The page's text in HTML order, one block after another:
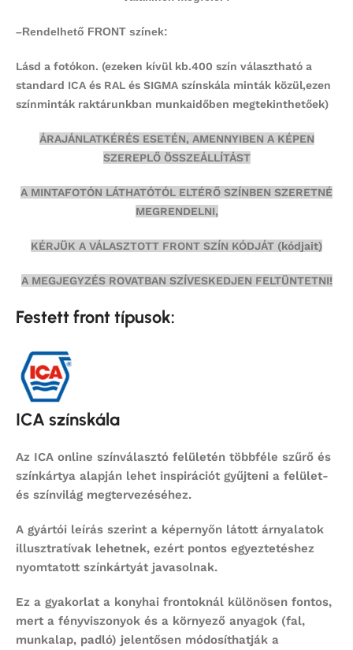
–Rendelhető FRONT színek:
Lásd a fotókon. (ezeken kívül kb.400 szín választható a
standard ICA és RAL és SIGMA színskála minták közül,ezen
színminták raktárunkban munkaidőben megtekinthetőek)
ÁRAJÁNLATKÉRÉS ESETÉN, AMENNYIBEN A KÉPEN
SZEREPLŐ ÖSSZEÁLLÍTÁST
A MINTAFOTÓN LÁTHATÓTÓL ELTÉRŐ SZÍNBEN SZERETNÉ
MEGRENDELNI,
KÉRJÜK A VÁLASZTOTT FRONT SZÍN KÓDJÁT (kódjait)
A MEGJEGYZÉS ROVATBAN SZÍVESKEDJEN FELTÜNTETNI!
Festett front típusok:
ICA színskála
Az ICA online színválasztó felületén többféle szűrő és
színkártya alapján lehet inspirációt gyűjteni a felület-
és színvilág megtervezéséhez.
A gyártói leírás szerint a képernyőn látott árnyalatok
illusztratívak lehetnek, ezért pontos egyeztetéshez
nyomtatott színkártyát javasolnak.
Ez a gyakorlat a konyhai frontoknál különösen fontos,
mert a fényviszonyok és a környező anyagok (fal,
munkalap, padló) jelentősen módosíthatják a